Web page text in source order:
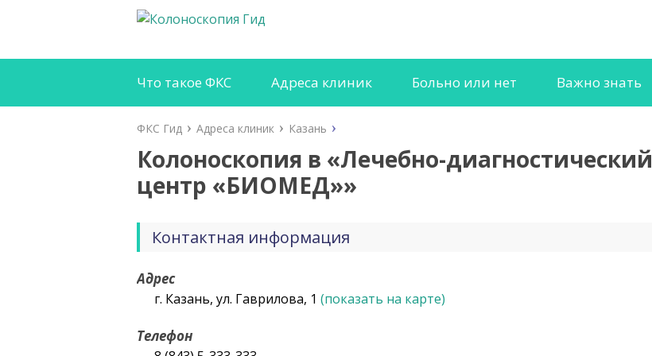
Что такое ФКС Адреса клиник Больно или нет Важно знать
ФКС Гид Адреса клиник Казань
Колоноскопия в «Лечебно-диагностический
центр «БИОМЕД»»
Контактная информация
Адрес
г. Казань, ул. Гаврилова, 1 (показать на карте)
Телефон